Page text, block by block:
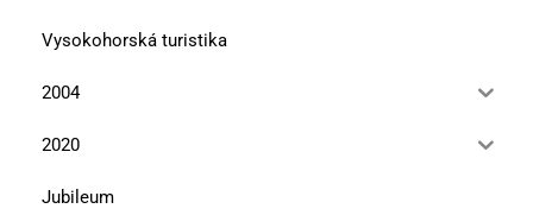
Vysokohorská turistika
2004
2020
Jubileum